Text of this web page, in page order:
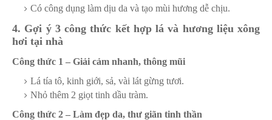
Có công dụng làm dịu da và tạo mùi hương dễ chịu.
4. Gợi ý 3 công thức kết hợp lá và hương liệu xông
hơi tại nhà
Công thức 1 – Giải cảm nhanh, thông mũi
Lá tía tô, kinh giới, sả, vài lát gừng tươi.
Nhỏ thêm 2 giọt tinh dầu tràm.
Công thức 2 – Làm đẹp da, thư giãn tinh thần